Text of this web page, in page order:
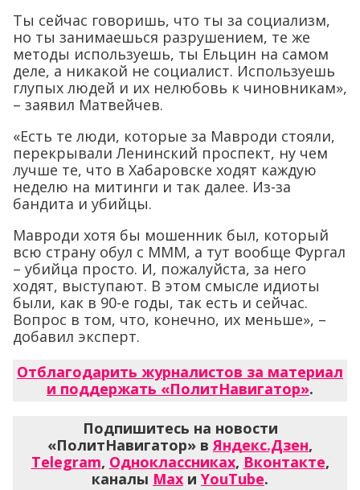
Ты сейчас говоришь, что ты за социализм,
но ты занимаешься разрушением, те же
методы используешь, ты Ельцин на самом
деле, а никакой не социалист. Используешь
глупых людей и их нелюбовь к чиновникам»,
– заявил Матвейчев.
«Есть те люди, которые за Мавроди стояли,
перекрывали Ленинский проспект, ну чем
лучше те, что в Хабаровске ходят каждую
неделю на митинги и так далее. Из-за
бандита и убийцы.
Мавроди хотя бы мошенник был, который
всю страну обул с МММ, а тут вообще Фургал
– убийца просто. И, пожалуйста, за него
ходят, выступают. В этом смысле идиоты
были, как в 90-е годы, так есть и сейчас.
Вопрос в том, что, конечно, их меньше», –
добавил эксперт.
Отблагодарить журналистов за материал
и поддержать «ПолитНавигатор».
Подпишитесь на новости
«ПолитНавигатор» вЯндекс.Дзен,
Telegram, Одноклассниках, Вконтакте,
каналы Max и YouTube.